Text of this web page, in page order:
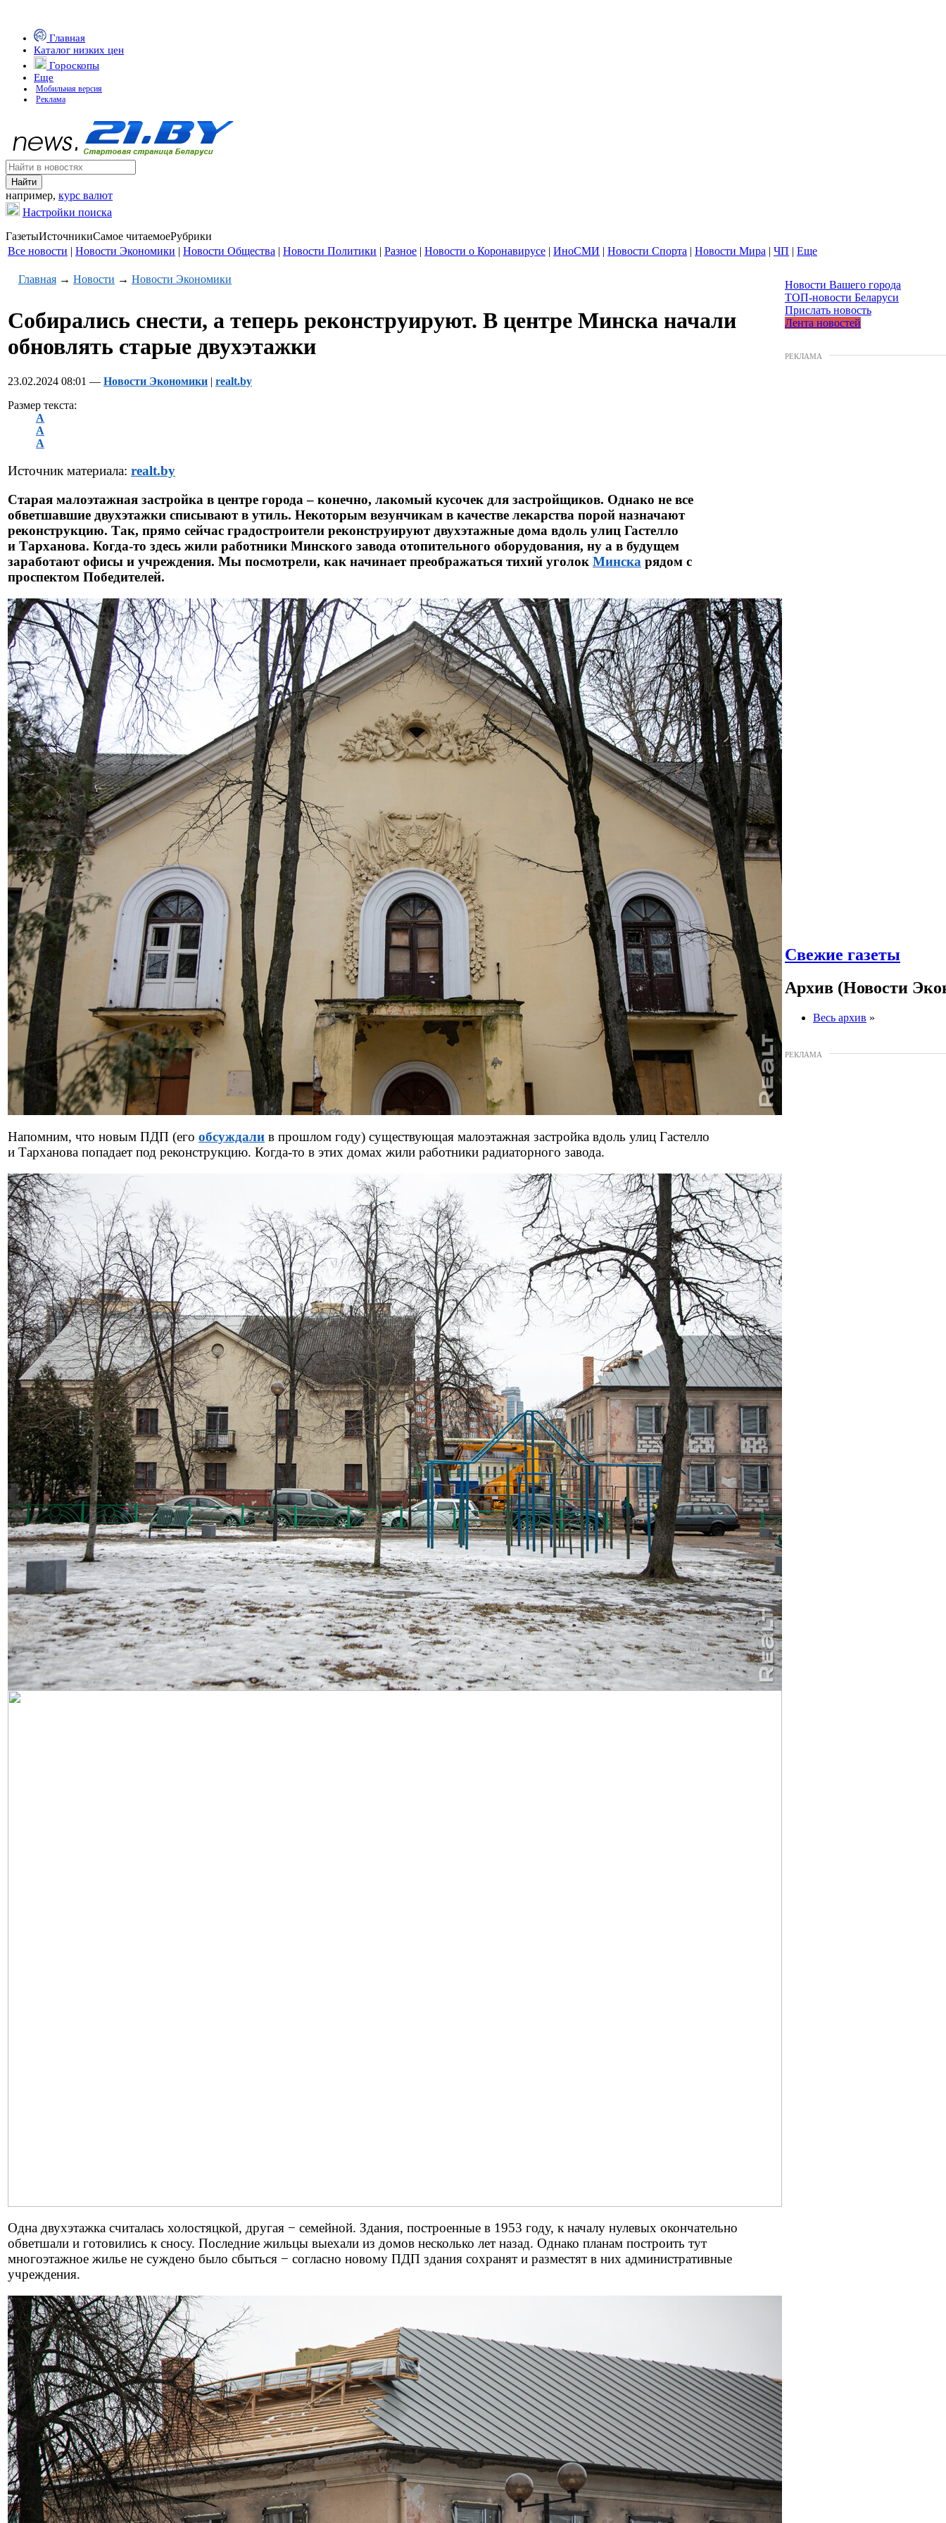
Главная
Каталог низких цен
Гороскопы
Еще
Мобильная версия
Реклама
например, курс валют
Настройки поиска
ГазетыИсточникиСамое читаемоеРубрики
Все новости | Новости Экономики | Новости Общества | Новости Политики | Разное | Новости о Коронавирусе | ИноСМИ | Новости Спорта | Новости Мира | ЧП | Еще
Главная → Новости → Новости Экономики
Собирались снести, а теперь реконструируют. В центре Минска начали
обновлять старые двухэтажки
23.02.2024 08:01 — Новости Экономики | realt.by
Размер текста:
A
A
A
Источник материала: realt.by
Старая малоэтажная застройка в центре города – конечно, лакомый кусочек для застройщиков. Однако не все
обветшавшие двухэтажки списывают в утиль. Некоторым везунчикам в качестве лекарства порой назначают
реконструкцию. Так, прямо сейчас градостроители реконструируют двухэтажные дома вдоль улиц Гастелло
и Тарханова. Когда-то здесь жили работники Минского завода отопительного оборудования, ну а в будущем
заработают офисы и учреждения. Мы посмотрели, как начинает преображаться тихий уголок Минска рядом с
проспектом Победителей.
Напомним, что новым ПДП (его обсуждали в прошлом году) существующая малоэтажная застройка вдоль улиц Гастелло
и Тарханова попадает под реконструкцию. Когда-то в этих домах жили работники радиаторного завода.
Одна двухэтажка считалась холостяцкой, другая − семейной. Здания, построенные в 1953 году, к началу нулевых окончательно
обветшали и готовились к сносу. Последние жильцы выехали из домов несколько лет назад. Однако планам построить тут
многоэтажное жилье не суждено было сбыться − согласно новому ПДП здания сохранят и разместят в них административные
учреждения.
Новости Вашего города
ТОП-новости Беларуси
Прислать новость
Лента новостей
РЕКЛАМА
Свежие газеты
Архив (Новости
Весь архив »
РЕКЛАМА